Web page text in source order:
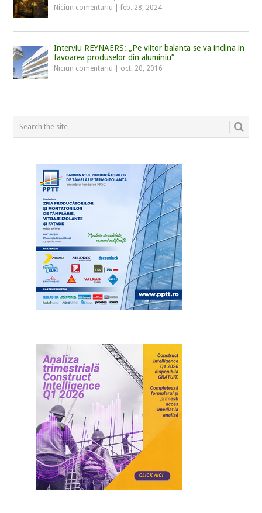
Niciun comentariu |feb. 28, 2024
Interviu REYNAERS: „Pe viitor balanta se va inclina in
favoarea produselor din aluminiu”
Niciun comentariu oct. 20, 2016